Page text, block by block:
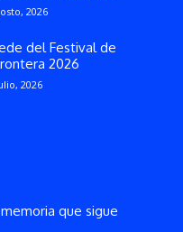
2026
del Festival de
2026
2026
que sigue